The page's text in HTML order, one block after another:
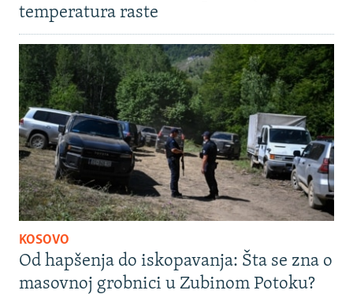
temperatura raste
KOSOVO
Od hapšenja do iskopavanja: Šta se zna o
masovnoj grobnici u Zubinom Potoku?